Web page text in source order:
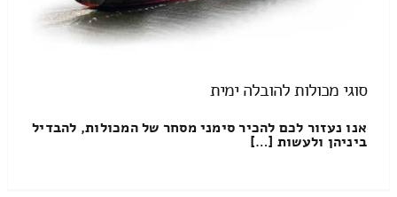
סוגי מכולות להובלה ימית
אנו נעזור לכם להכיר סימני מסחר של המכולות, להבדיל
ביניהן ולעשות […]